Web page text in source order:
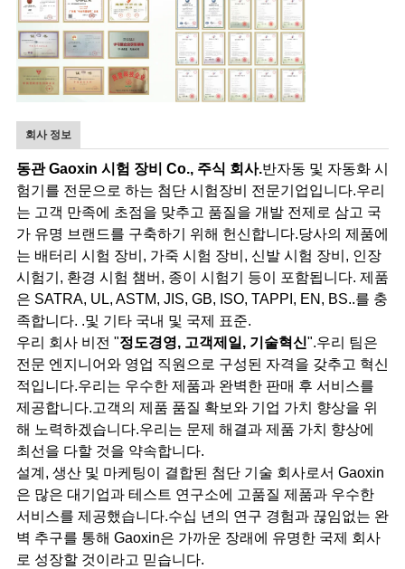
회사 정보
동관 Gaoxin 시험 장비 Co., 주식 회사.반자동 및 자동화 시
험기를 전문으로 하는 첨단 시험장비 전문기업입니다.우리
는 고객 만족에 초점을 맞추고 품질을 개발 전제로 삼고 국
가 유명 브랜드를 구축하기 위해 헌신합니다.당사의 제품에
는 배터리 시험 장비, 가죽 시험 장비, 신발 시험 장비, 인장
시험기, 환경 시험 챔버, 종이 시험기 등이 포함됩니다. 제품
은 SATRA, UL, ASTM, JIS, GB, ISO, TAPPI, EN, BS..를 충
족합니다. .및 기타 국내 및 국제 표준.
우리 회사 비전 "정도경영, 고객제일, 기술혁신".우리 팀은
전문 엔지니어와 영업 직원으로 구성된 자격을 갖추고 혁신
적입니다.우리는 우수한 제품과 완벽한 판매 후 서비스를
제공합니다.고객의 제품 품질 확보와 기업 가치 향상을 위
해 노력하겠습니다.우리는 문제 해결과 제품 가치 향상에
최선을 다할 것을 약속합니다.
설계, 생산 및 마케팅이 결합된 첨단 기술 회사로서 Gaoxin
은 많은 대기업과 테스트 연구소에 고품질 제품과 우수한
서비스를 제공했습니다.수십 년의 연구 경험과 끊임없는 완
벽 추구를 통해 Gaoxin은 가까운 장래에 유명한 국제 회사
로 성장할 것이라고 믿습니다.